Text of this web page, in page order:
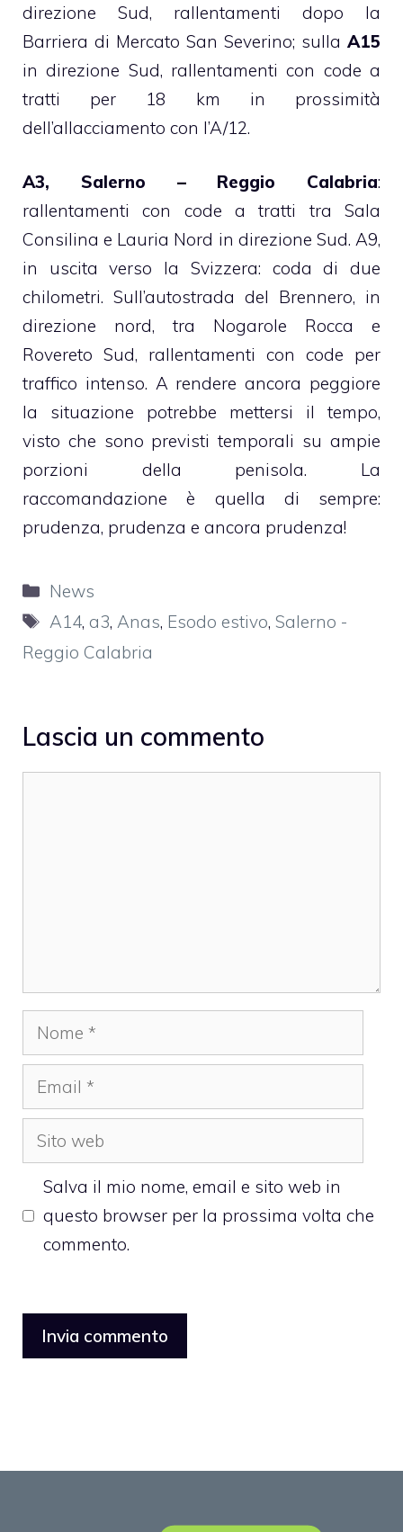
direzione Sud, rallentamenti dopo la
Barriera di Mercato San Severino; sulla A15
in direzione Sud, rallentamenti con code a
tratti per 18 km in prossimità
dell’allacciamento con l’A/12.
A3, Salerno – Reggio Calabria:
rallentamenti con code a tratti tra Sala
Consilina e Lauria Nord in direzione Sud. A9,
in uscita verso la Svizzera: coda di due
chilometri. Sull’autostrada del Brennero, in
direzione nord, tra Nogarole Rocca e
Rovereto Sud, rallentamenti con code per
traffico intenso. A rendere ancora peggiore
la situazione potrebbe mettersi il tempo,
visto che sono previsti temporali su ampie
porzioni della penisola. La
raccomandazione è quella di sempre:
prudenza, prudenza e ancora prudenza!
Categorie
News
Tag
A14, a3,Anas, Esodo estivo,Salerno -
Reggio Calabria
Lascia un commento
Nome
Email
Sito
web
Salva il mio nome, email e sito web in
questo browser per la prossima volta che
commento.